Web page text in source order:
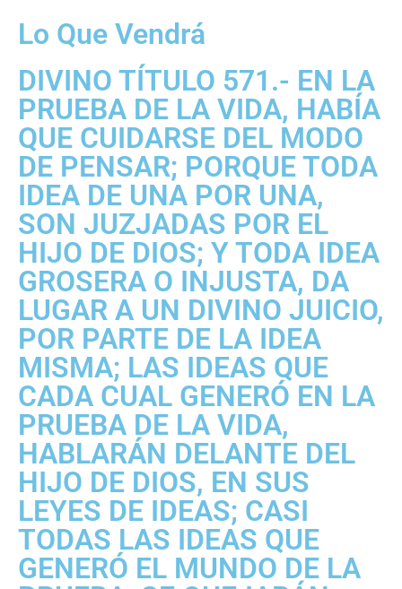
Lo Que Vendrá
DIVINO TÍTULO 571.- EN LA
PRUEBA DE LA VIDA, HABÍA
QUE CUIDARSE DEL MODO
DE PENSAR; PORQUE TODA
IDEA DE UNA POR UNA,
SON JUZJADAS POR EL
HIJO DE DIOS; Y TODA IDEA
GROSERA O INJUSTA, DA
LUGAR A UN DIVINO JUICIO,
POR PARTE DE LA IDEA
MISMA; LAS IDEAS QUE
CADA CUAL GENERÓ EN LA
PRUEBA DE LA VIDA,
HABLARÁN DELANTE DEL
HIJO DE DIOS, EN SUS
LEYES DE IDEAS; CASI
TODAS LAS IDEAS QUE
GENERÓ EL MUNDO DE LA